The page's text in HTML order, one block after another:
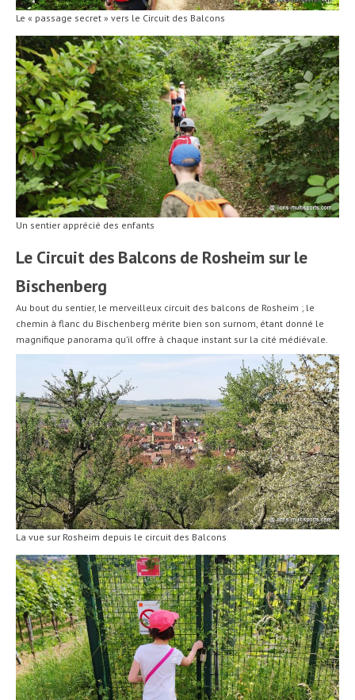
Le « passage secret » vers le Circuit des Balcons
Un sentier apprécié des enfants
Le Circuit des Balcons de Rosheim sur le
Bischenberg
Au bout du sentier, le merveilleux circuit des balcons de Rosheim ; le
chemin à flanc du Bischenberg mérite bien son surnom, étant donné le
magnifique panorama qu’il offre à chaque instant sur la cité médiévale.
La vue sur Rosheim depuis le circuit des Balcons